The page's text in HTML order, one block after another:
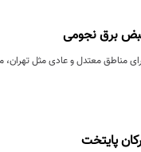
برای مناطق معتدل و عادی مثل
پایتخت